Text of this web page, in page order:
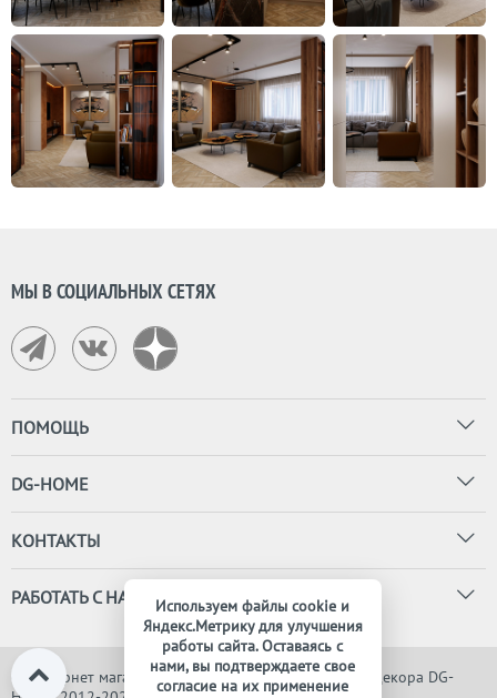
МЫ В СОЦИАЛЬНЫХ СЕТЯХ
ПОМОЩЬ
DG-HOME
КОНТАКТЫ
РАБОТАТЬ С НАМИ
© Интернет магазин дизайнерской мебели, света и декора DG-
Используем файлы cookie и
Яндекс.Метрику для улучшения
работы сайта. Оставаясь с
нами, вы подтверждаете свое
согласие на их применение